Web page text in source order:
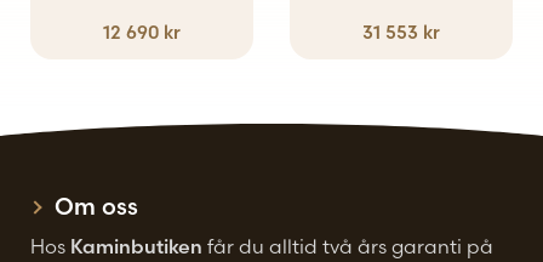
12 690 kr 31 553 kr
Om oss
Hos Kaminbutiken får du alltid två års garanti på